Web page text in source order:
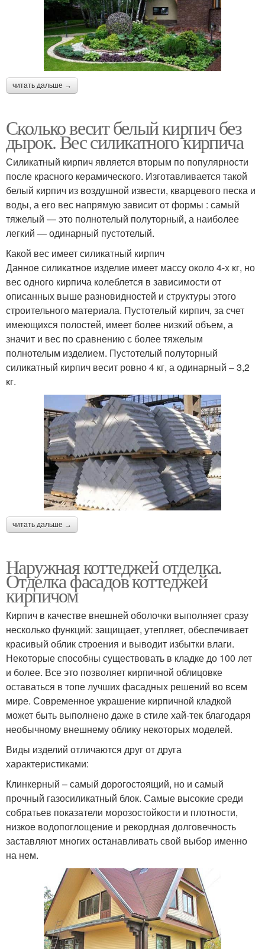
читать дальше →
Сколько весит белый кирпич без
дырок. Вес силикатного кирпича
Силикатный кирпич является вторым по популярности
после красного керамического. Изготавливается такой
белый кирпич из воздушной извести, кварцевого песка и
воды, а его вес напрямую зависит от формы : самый
тяжелый — это полнотелый полуторный, а наиболее
легкий — одинарный пустотелый.
Какой вес имеет силикатный кирпич
Данное силикатное изделие имеет массу около 4-х кг, но
вес одного кирпича колеблется в зависимости от
описанных выше разновидностей и структуры этого
строительного материала. Пустотелый кирпич, за счет
имеющихся полостей, имеет более низкий объем, а
значит и вес по сравнению с более тяжелым
полнотелым изделием. Пустотелый полуторный
силикатный кирпич весит ровно 4 кг, а одинарный – 3,2
кг.
читать дальше →
Наружная коттеджей отделка.
Отделка фасадов коттеджей
кирпичом
Кирпич в качестве внешней оболочки выполняет сразу
несколько функций: защищает, утепляет, обеспечивает
красивый облик строения и выводит избытки влаги.
Некоторые способны существовать в кладке до 100 лет
и более. Все это позволяет кирпичной облицовке
оставаться в топе лучших фасадных решений во всем
мире. Современное украшение кирпичной кладкой
может быть выполнено даже в стиле хай-тек благодаря
необычному внешнему облику некоторых моделей.
Виды изделий отличаются друг от друга
характеристиками:
Клинкерный – самый дорогостоящий, но и самый
прочный газосиликатный блок. Самые высокие среди
собратьев показатели морозостойкости и плотности,
низкое водопоглощение и рекордная долговечность
заставляют многих останавливать свой выбор именно
на нем.